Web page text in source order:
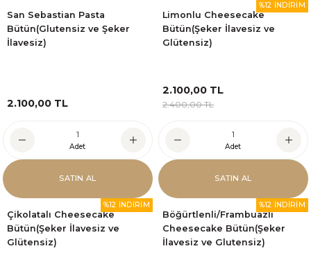
San Sebastian Pasta
Bütün(Glutensiz ve Şeker
İlavesiz)
2.100,00 TL
Adet
SATIN AL
%12 İNDİRİM
Limonlu Cheesecake
Bütün(Şeker İlavesiz ve
Glütensiz)
2.100,00 TL
2.400,00 TL
Adet
SATIN AL
%12 İNDİRİM
Çikolatalı Cheesecake
Bütün(Şeker İlavesiz ve
Glütensiz)
%12 İNDİRİM
Böğürtlenli/Frambuazlı
Cheesecake Bütün(Şeker
İlavesiz ve Glutensiz)